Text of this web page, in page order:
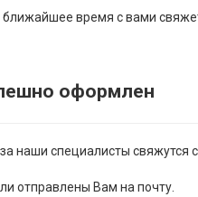
ближайшее время с вами
оформлен
наши специалисты свяжутся
отправлены Вам на почту.